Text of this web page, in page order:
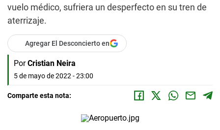
vuelo médico, sufriera un desperfecto en su tren de
aterrizaje.
Agregar El Desconcierto en
Por Cristian Neira
5 de mayo de 2022 - 23:00
Comparte esta nota: